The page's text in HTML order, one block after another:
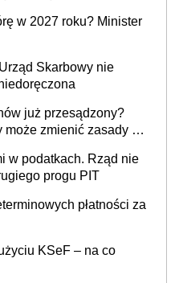
wyjściem
w 2027 roku? Minister
Skarbowy nie
już przesądzony?
zmienić zasady gry
w podatkach. Rząd nie
progu PIT
płatności za
KSeF – na co